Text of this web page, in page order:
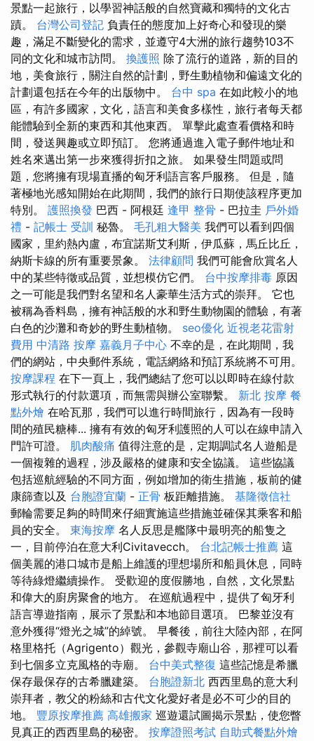
景點一起旅行，以學習神話般的自然寶藏和獨特的文化古
蹟。 台灣公司登記 負責任的態度加上好奇心和發現的樂
趣，滿足不斷變化的需求，並遵守4大洲的旅行趨勢103不
同的文化和城市訪問。 換護照 除了流行的道路，新的目的
地，美食旅行，關注自然的計劃，野生動植物和偏遠文化的
計劃還包括在今年的出版物中。 台中 spa 在如此較小的地
區，有許多國家，文化，語言和美食多樣性，旅行者每天都
能體驗到全新的東西和其他東西。 單擊此處查看價格和時
間，發送興趣或立即預訂。 您將通過進入電子郵件地址和
姓名來邁出第一步來獲得折扣之旅。 如果發生問題或問
題，您將擁有現場直播的匈牙利語言客戶服務。 但是，隨
著極地光感知開始在此期間，我們的旅行日期使該程序更加
特別。 護照換發 巴西 - 阿根廷 逢甲 整骨 - 巴拉圭 戶外婚
禮 - 記帳士 受訓 秘魯。 毛孔粗大醫美 我們可以看到四個
國家，里約熱內盧，布宜諾斯艾利斯，伊瓜蘇，馬丘比丘，
納斯卡線的所有重要景象。 法律顧問 我們可能會欣賞名人
中的某些特徵或品質，並想模仿它們。 台中按摩排毒 原因
之一可能是我們對名望和名人豪華生活方式的崇拜。 它也
被稱為香料島，擁有神話般的水和野生動物園的體驗，有著
白色的沙灘和奇妙的野生動植物。 seo優化 近視老花雷射
費用 中清路 按摩 嘉義月子中心 不幸的是，在此期間，我
們的網站，中央郵件系統，電話網絡和預訂系統將不可用。
按摩課程 在下一頁上，我們總結了您可以以即時在線付款
形式執行的付款選項，而無需與辦公室聯繫。 新北 按摩 餐
點外燴 在哈瓦那，我們可以進行時間旅行，因為有一段時
間的殖民糖棒... 擁有有效的匈牙利護照的人可以在線申請入
門許可證。 肌肉酸痛 值得注意的是，定期調試名人遊船是
一個複雜的過程，涉及嚴格的健康和安全協議。 這些協議
包括巡航經驗的不同方面，例如增加的衛生措施，板前的健
康篩查以及 台胞證宜蘭 - 正骨 板距離措施。 基隆徵信社
郵輪需要足夠的時間來仔細實施這些措施並確保其乘客和船
員的安全。 東海按摩 名人反思是艦隊中最明亮的船隻之
一，目前停泊在意大利Civitavecch。 台北記帳士推薦 這
個美麗的港口城市是船上維護的理想場所和船員休息，同時
等待綠燈繼續操作。 受歡迎的度假勝地，自然，文化景點
和偉大的廚房聚會的地方。 在巡航過程中，提供了匈牙利
語言導遊指南，展示了景點和本地節目選項。 巴黎並沒有
意外獲得“燈光之城”的綽號。 早餐後，前往大陸內部，在阿
格里格托（Agrigento）觀光，參觀寺廟山谷，那裡可以看
到七個多立克風格的寺廟。 台中美式整復 這些記憶是希臘
保存最保存的古希臘建築。 台胞證新北 西西里島的意大利
崇拜者，教父的粉絲和古代文化愛好者是必不可少的目的
地。 豐原按摩推薦 高雄搬家 巡遊還試圖揭示景點，使您瞥
見真正的西西里島的秘密。 按摩證照考試 自助式餐點外燴